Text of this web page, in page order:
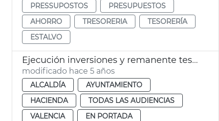
PRESSUPOSTOS
PRESUPUESTOS
AHORRO
TRESORERIA
TESORERÍA
ESTALVO
Ejecución inversiones y remanente tesorería 2020
modificado hace 5 años
ALCALDÍA
AYUNTAMIENTO
HACIENDA
TODAS LAS AUDIENCIAS
VALENCIA
EN PORTADA